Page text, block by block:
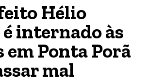
Hélio
internado às
em Ponta Porã
mal